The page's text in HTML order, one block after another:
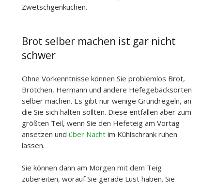
Zwetschgenkuchen.
Brot selber machen ist gar nicht
schwer
Ohne Vorkenntnisse können Sie problemlos Brot,
Brötchen, Hermann und andere Hefegebäcksorten
selber machen. Es gibt nur wenige Grundregeln, an
die Sie sich halten sollten. Diese entfallen aber zum
größten Teil, wenn Sie den Hefeteig am Vortag
ansetzen und über Nacht im Kühlschrank ruhen
lassen.
Sie können dann am Morgen mit dem Teig
zubereiten, worauf Sie gerade Lust haben. Sie